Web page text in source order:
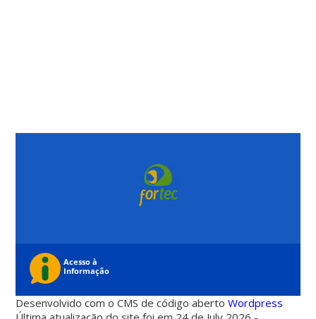
Desenvolvido com o CMS de código abertoWordpress